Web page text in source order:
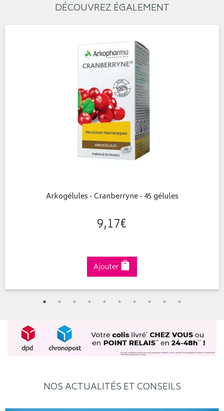
DÉCOUVREZ ÉGALEMENT
Arkogélules - Cranberryne - 45 gélules
9,17€
Ajouter
NOS ACTUALITÉS ET CONSEILS